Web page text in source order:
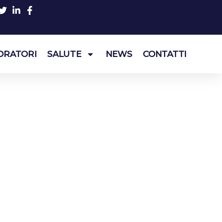
SALUTE NEWS CONTATTI